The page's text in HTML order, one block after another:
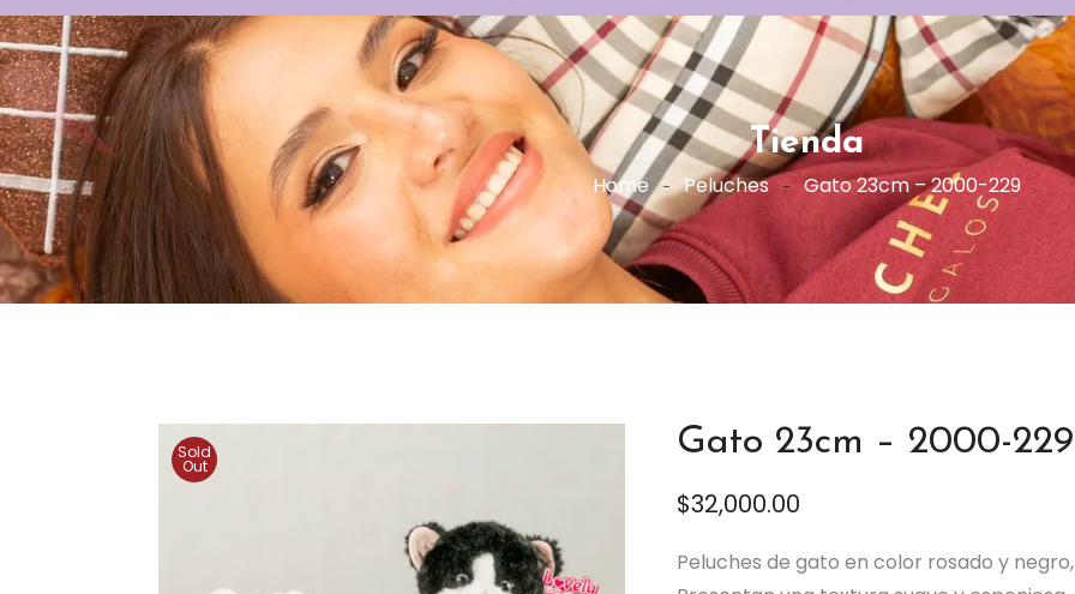
Tienda
Home Peluches Gato 23cm – 2000-229
Sold
Out
Gato 23cm – 2000-229
$32,000.00
Peluches de gato en color rosado y